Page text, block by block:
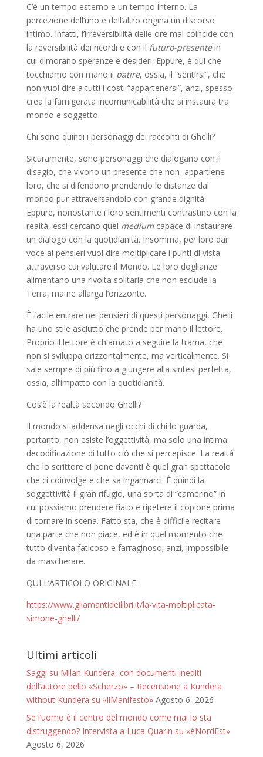
C’è un tempo esterno e un tempo interno. La
percezione dell’uno e dell’altro origina un discorso
intimo. Infatti, l’irreversibilità delle ore mai coincide con
la reversibilità dei ricordi e con il futuro-presentein
cui dimorano speranze e desideri. Eppure, è qui che
tocchiamo con mano il patire, ossia, il “sentirsi”, che
non vuol dire a tutti i costi “appartenersi”, anzi, spesso
crea la famigerata incomunicabilità che si instaura tra
mondo e soggetto.
Chi sono quindi i personaggi dei racconti di Ghelli?
Sicuramente, sono personaggi che dialogano con il
disagio, che vivono un presente che non appartiene
loro, che si difendono prendendo le distanze dal
mondo pur attraversandolo con grande dignità.
Eppure, nonostante i loro sentimenti contrastino con la
realtà, essi cercano quel mediumcapace di instaurare
un dialogo con la quotidianità. Insomma, per loro dar
voce ai pensieri vuol dire moltiplicare i punti di vista
attraverso cui valutare il Mondo. Le loro doglianze
alimentano una rivolta solitaria che non esclude la
Terra, ma ne allarga l’orizzonte.
È facile entrare nei pensieri di questi personaggi, Ghelli
ha uno stile asciutto che prende per mano il lettore.
Proprio il lettore è chiamato a seguire la trama, che
non si sviluppa orizzontalmente, ma verticalmente. Si
sale sempre di più fino a giungere alla sintesi perfetta,
ossia, all’impatto con la quotidianità.
Cos’è la realtà secondo Ghelli?
Il mondo si addensa negli occhi di chi lo guarda,
pertanto, non esiste l’oggettività, ma solo una intima
decodificazione di tutto ciò che si percepisce. La realtà
che lo scrittore ci pone davanti è quel gran spettacolo
che ci coinvolge e che sa ingannarci. È quindi la
soggettività il gran rifugio, una sorta di “camerino” in
cui possiamo prendere fiato e ripetere il copione prima
di tornare in scena. Fatto sta, che è difficile recitare
una parte che non piace, ed è in quel momento che
tutto diventa faticoso e farraginoso; anzi, impossibile
da mascherare.
QUI L’ARTICOLO ORIGINALE:
https://www.gliamantideilibri.it/la-vita-moltiplicata-
simone-ghelli/
Ultimi articoli
Saggi su Milan Kundera, con documenti inediti
dell’autore dello «Scherzo» – Recensione a Kundera
without Kundera su «ilManifesto» Agosto 6, 2026
Se l’uomo è il centro del mondo come mai lo sta
distruggendo? Intervista a Luca Quarin su «èNordEst»
Agosto 6, 2026